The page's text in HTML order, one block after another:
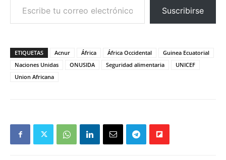
Suscribirse
ETIQUETAS Acnur África África Occidental
Guinea Ecuatorial
Naciones Unidas
ONUSIDA Seguridad alimentaria
UNICEF
Union Africana